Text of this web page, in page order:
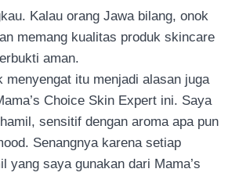
Kalau orang Jawa bilang, onok
memang kualitas produk skincare
aman.
menyengat itu menjadi alasan juga
Choice Skin Expert ini. Saya
sensitif dengan aroma apa pun
Senangnya karena setiap
yang saya gunakan dari Mama’s